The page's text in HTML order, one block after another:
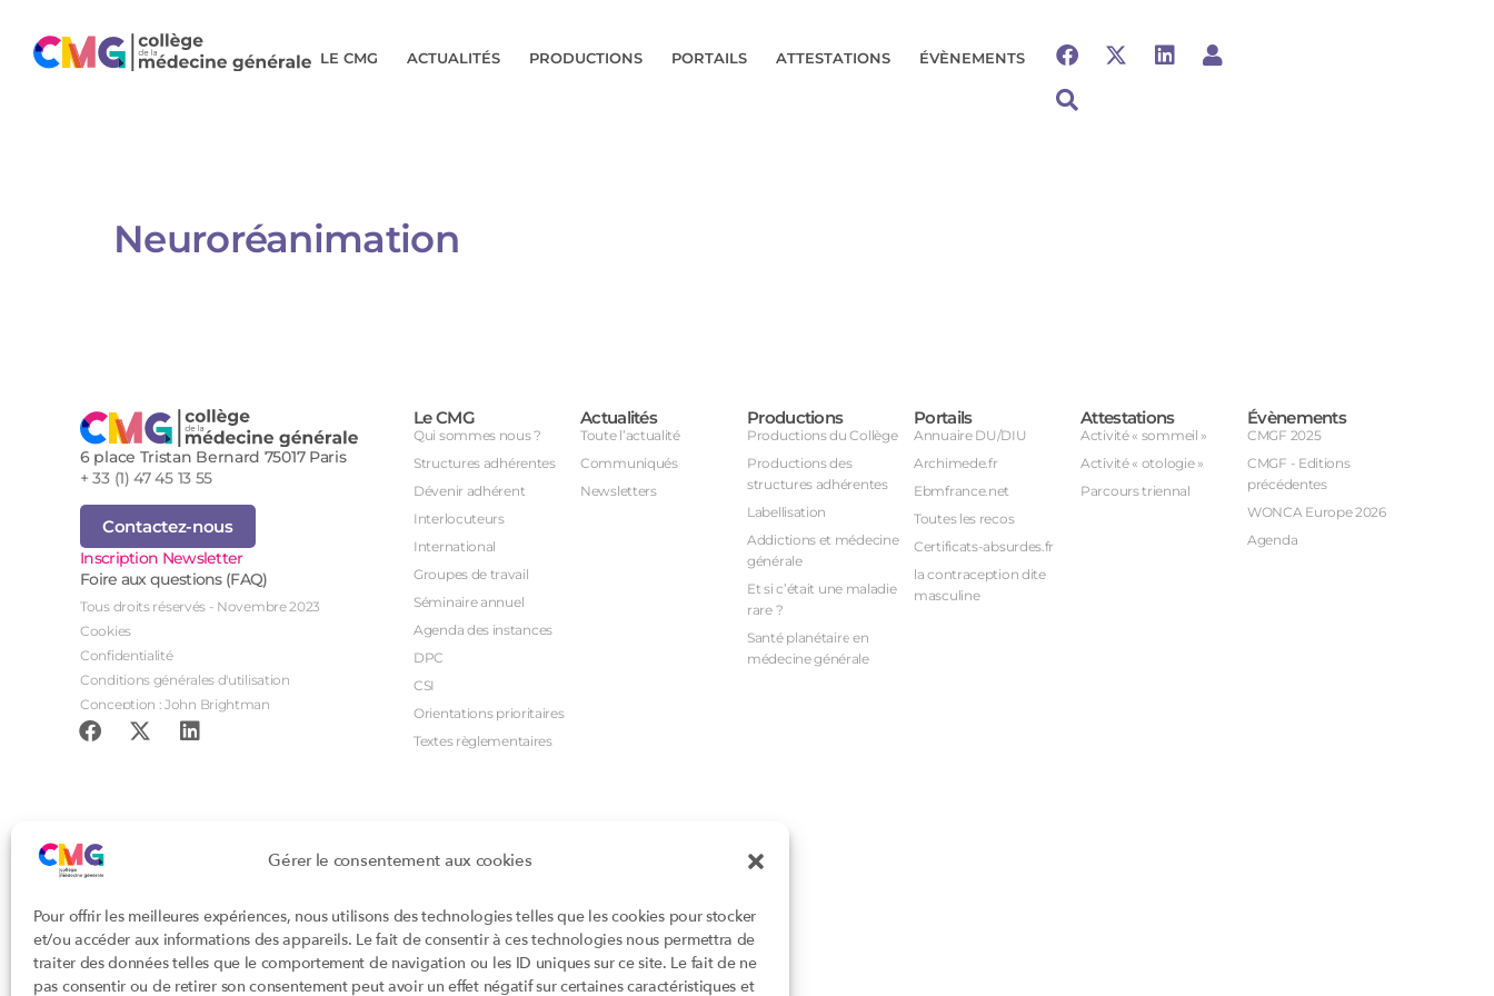
Gérer le consentement aux cookies
Pour offrir les meilleures expériences, nous utilisons des technologies telles que les cookies pour stocker
et/ou accéder aux informations des appareils. Le fait de consentir à ces technologies nous permettra de
traiter des données telles que le comportement de navigation ou les ID uniques sur ce site. Le fait de ne
pas consentir ou de retirer son consentement peut avoir un effet négatif sur certaines caractéristiques et
LE CMG ACTUALITÉS PRODUCTIONS PORTAILS ATTESTATIONS ÉVÈNEMENTS
Neuroréanimation​
6 place Tristan Bernard 75017 Paris
+ 33 (1) 47 45 13 55
Contactez-nous
Inscription Newsletter
Foire aux questions (FAQ)
Tous droits réservés - Novembre 2023
Cookies
Confidentialité
Conditions générales d'utilisation
Conception : John Brightman
Le CMG
Qui sommes nous ?
Structures adhérentes
Dévenir adhérent
Interlocuteurs
International
Groupes de travail
Séminaire annuel
Agenda des instances
DPC
CSI
Orientations prioritaires
Textes règlementaires
Actualités
Toute l’actualité
Communiqués
Newsletters
Productions
Productions du Collège
Productions des
structures adhérentes
Labellisation
Addictions et médecine
générale
Et si c’était une maladie
rare ?
Santé planétaire en
médecine générale
Portails
Annuaire DU/DIU
Archimede.fr
Ebmfrance.net
Toutes les recos
Certificats-absurdes.fr
la contraception dite
masculine
Attestations
Activité « sommeil »
Activité « otologie »
Parcours triennal
Évènements
CMGF 2025
CMGF - Editions
précédentes
WONCA Europe 2026
Agenda